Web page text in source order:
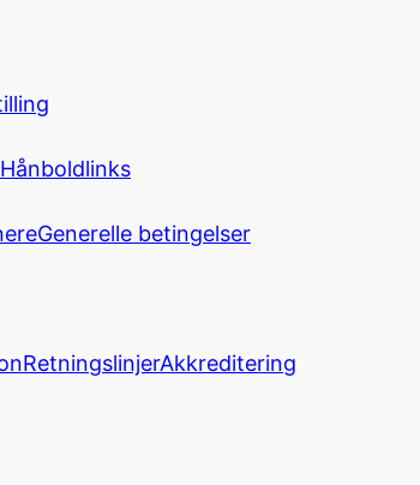
Hånboldlinks
Generelle betingelser
RetningslinjerAkkreditering